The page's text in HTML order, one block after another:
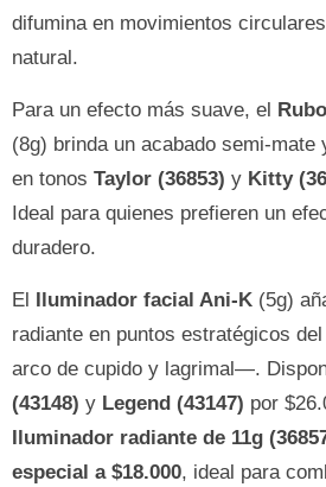
difumina en movimientos
natural.
Para un efecto más suave, el
(8g) brinda un acabado semi-mate
en tonos Taylor (36853) y Kitty
Ideal para quienes prefieren un
duradero.
El Iluminador facial Ani-K (5g)
radiante en puntos estratégicos
arco de cupido y lagrimal—.
(43148) y Legend (43147) por
Iluminador radiante de 11g
especial a $18.000, ideal para